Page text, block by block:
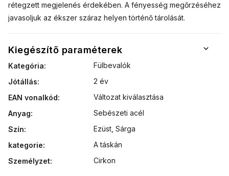
rétegzett megjelenés érdekében. A fényesség megőrzéséhez
javasoljuk az ékszer száraz helyen történő tárolását.
Kiegészítő paraméterek
Kategória:
Fülbevalók
Jótállás:
2 év
EAN vonalkód:
Változat kiválasztása
Anyag:
Sebészeti acél
Szín: Ezüst Sárga
kategorie:
A táskán
Személyzet: Cirkon